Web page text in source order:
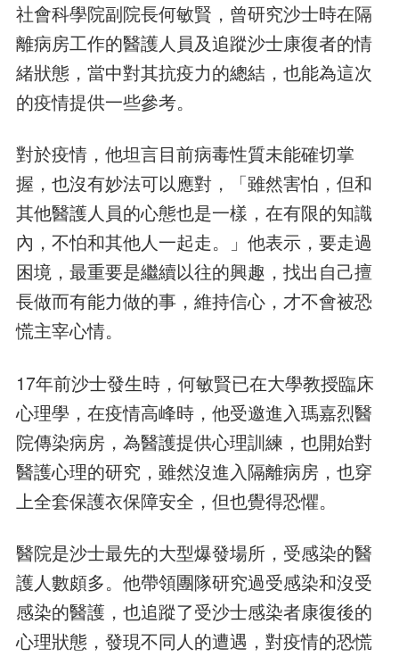
社會科學院副院長何敏賢，曾研究沙士時在隔
離病房工作的醫護人員及追蹤沙士康復者的情
緒狀態，當中對其抗疫力的總結，也能為這次
的疫情提供一些參考。
對於疫情，他坦言目前病毒性質未能確切掌
握，也沒有妙法可以應對，「雖然害怕，但和
其他醫護人員的心態也是一樣，在有限的知識
內，不怕和其他人一起走。」他表示，要走過
困境，最重要是繼續以往的興趣，找出自己擅
長做而有能力做的事，維持信心，才不會被恐
慌主宰心情。
17年前沙士發生時，何敏賢已在大學教授臨床
心理學，在疫情高峰時，他受邀進入瑪嘉烈醫
院傳染病房，為醫護提供心理訓練，也開始對
醫護心理的研究，雖然沒進入隔離病房，也穿
上全套保護衣保障安全，但也覺得恐懼。
醫院是沙士最先的大型爆發場所，受感染的醫
護人數頗多。他帶領團隊研究過受感染和沒受
感染的醫護，也追蹤了受沙士感染者康復後的
心理狀態，發現不同人的遭遇，對疫情的恐慌